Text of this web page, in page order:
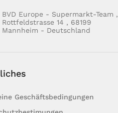
BVD Europe - Supermarkt-Team ,
Rottfeldstrasse 14 , 68199
Mannheim - Deutschland
Geschäftsbedingungen